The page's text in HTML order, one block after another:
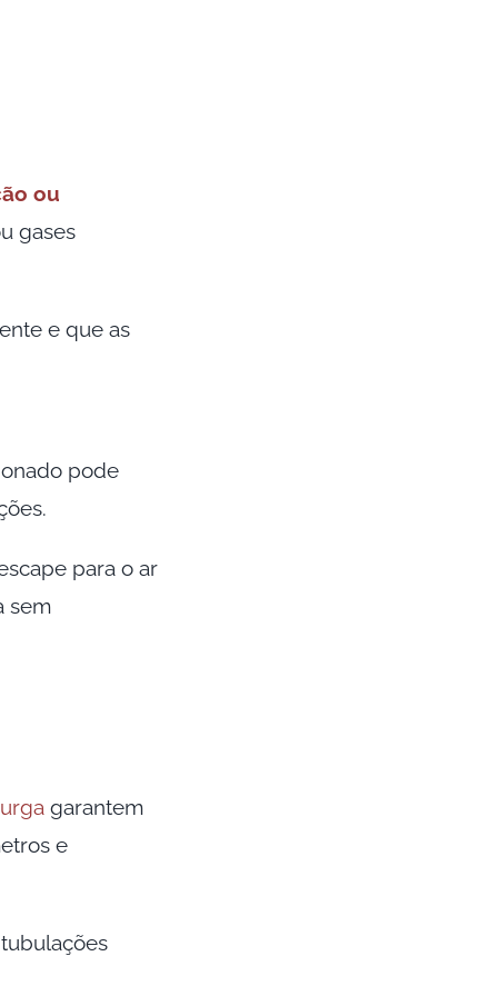
ou
gases
e que as
pode
para o ar
sem
garantem
e